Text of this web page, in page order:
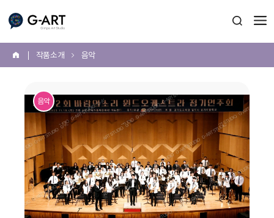
G-ART 검색 열
홈 작품 소개 음악
음악